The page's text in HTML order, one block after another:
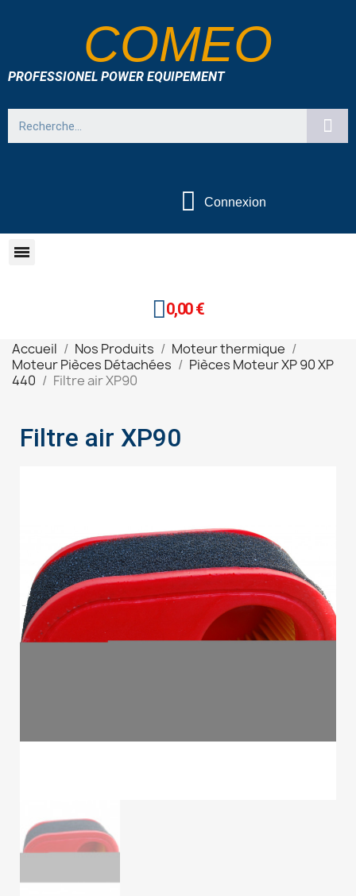
COMEO
PROFESSIONEL POWER EQUIPEMENT
Connexion
0,00 €
Accueil Nos Produits
Moteur thermique
Moteur Pièces Détachées
Pièces Moteur XP 90 XP
440
Filtre air XP90
Filtre air XP90